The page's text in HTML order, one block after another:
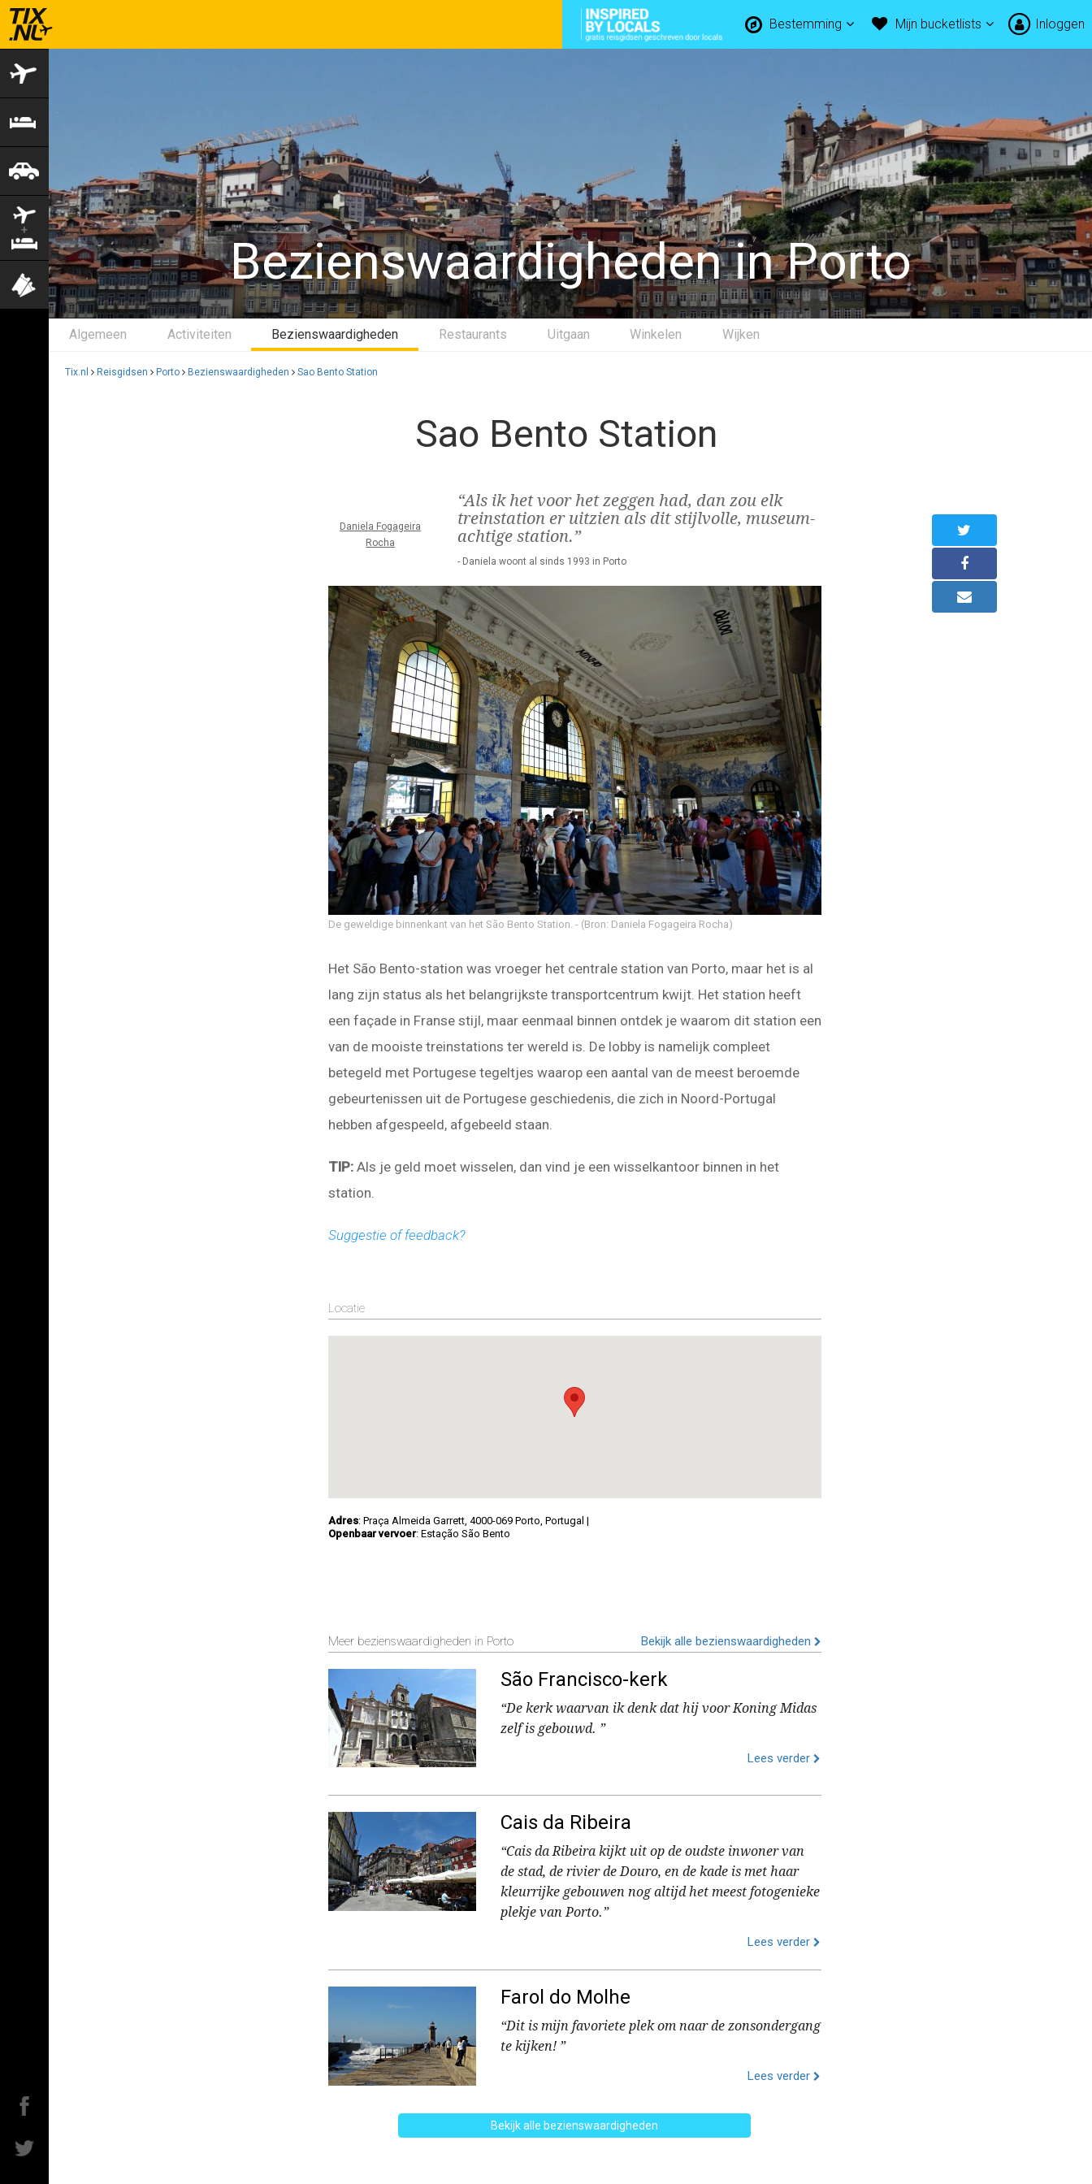
Bestemming Mijn bucketlists Inloggen
Autohuur
Vlucht+hotel
Activiteiten Bezienswaardigheden in Porto
Algemeen Activiteiten Bezienswaardigheden Restaurants Uitgaan Winkelen Wijken
Tix.nl Reisgidsen Porto Bezienswaardigheden Sao Bento Station
Sao Bento Station
Daniela Fogageira
Rocha
“Als ik het voor het zeggen had, dan zou elk
treinstation er uitzien als dit stijlvolle, museum-
achtige station.”
- Daniela woont al sinds 1993 in Porto
De geweldige binnenkant van het São Bento Station. (Bron: Daniela Fogageira Rocha)
Het São Bento-station was vroeger het centrale station van Porto, maar het is al
lang zijn status als het belangrijkste transportcentrum kwijt. Het station heeft
een façade in Franse stijl, maar eenmaal binnen ontdek je waarom dit station een
van de mooiste treinstations ter wereld is. De lobby is namelijk compleet
betegeld met Portugese tegeltjes waarop een aantal van de meest beroemde
gebeurtenissen uit de Portugese geschiedenis, die zich in Noord-Portugal
hebben afgespeeld, afgebeeld staan.
TIP: Als je geld moet wisselen, dan vind je een wisselkantoor binnen in het
station.
Suggestie of feedback?
Locatie
Adres: Praça Almeida Garrett, 4000-069 Porto, Portugal |
Openbaar vervoer: Estação São Bento
Meer bezienswaardigheden in Porto Bekijk alle bezienswaardigheden
São Francisco-kerk
“De kerk waarvan ik denk dat hij voor Koning Midas
zelf is gebouwd. ”
Lees verder
Cais da Ribeira
“Cais da Ribeira kijkt uit op de oudste inwoner van
de stad, de rivier de Douro, en de kade is met haar
kleurrijke gebouwen nog altijd het meest fotogenieke
plekje van Porto.”
Lees verder
Farol do Molhe
“Dit is mijn favoriete plek om naar de zonsondergang
te kijken! ”
Lees verder
Bekijk alle bezienswaardigheden